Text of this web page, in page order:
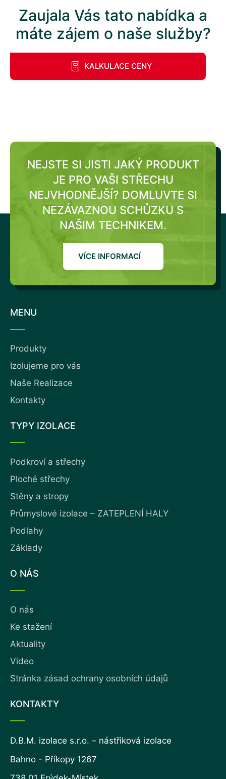
Zaujala Vás tato nabídka a
máte zájem o naše služby?
KALKULACE CENY
NEJSTE SI JISTI JAKÝ PRODUKT
JE PRO VAŠI STŘECHU
NEJVHODNĚJŠÍ? DOMLUVTE SI
NEZÁVAZNOU SCHŮZKU S
NAŠIM TECHNIKEM.
VÍCE INFORMACÍ
MENU
Produkty
Izolujeme pro vás
Naše Realizace
Kontakty
TYPY IZOLACE
Podkroví a střechy
Ploché střechy
Stěny a stropy
Průmyslové izolace – ZATEPLENÍ HALY
Podlahy
Základy
O NÁS
O nás
Ke stažení
Aktuality
Video
Stránka zásad ochrany osobních údajů
KONTAKTY
D.B.M. izolace s.r.o. – nástřiková izolace
Bahno - Příkopy 1267